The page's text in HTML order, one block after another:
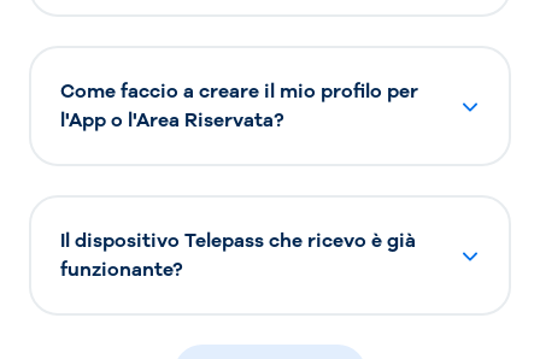
Come faccio a creare il mio profilo per
l'App o l'Area Riservata?
Il dispositivo Telepass che ricevo è già
funzionante?